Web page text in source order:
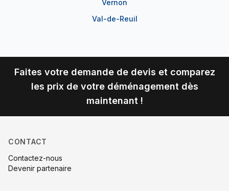
Vernon
Val-de-Reuil
Faites votre demande de devis et comparez
les prix de votre déménagement dès
maintenant !
CONTACT
Contactez-nous
Devenir partenaire